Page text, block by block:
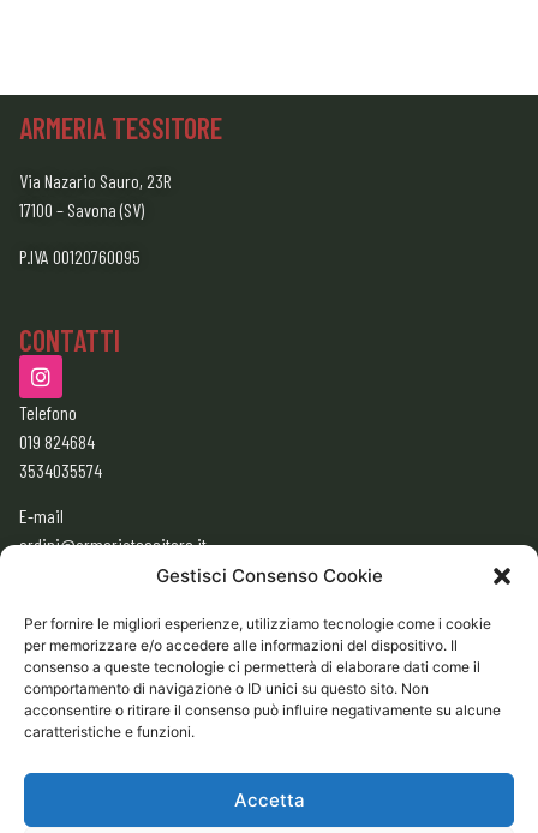
Gestisci Consenso Cookie
Per fornire le migliori esperienze, utilizziamo tecnologie come i cookie
per memorizzare e/o accedere alle informazioni del dispositivo. Il
consenso a queste tecnologie ci permetterà di elaborare dati come il
comportamento di navigazione o ID unici su questo sito. Non
acconsentire o ritirare il consenso può influire negativamente su alcune
caratteristiche e funzioni.
Accetta
ARMERIA TESSITORE
Via Nazario Sauro, 23R
17100 – Savona (SV)
P.IVA 00120760095
CONTATTI
Telefono
019 824684
3534035574
E-mail
ordini@armeriatessitore.it
armeriatessitore@gmail.com
ORARI
9:00 – 12:30
15:30 – 19:30